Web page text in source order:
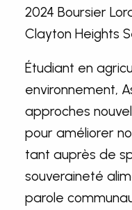
2024 Boursier
Clayton Heights
Étudiant en
environnement,
approches
pour améliorer
tant auprès de
souveraineté
parole